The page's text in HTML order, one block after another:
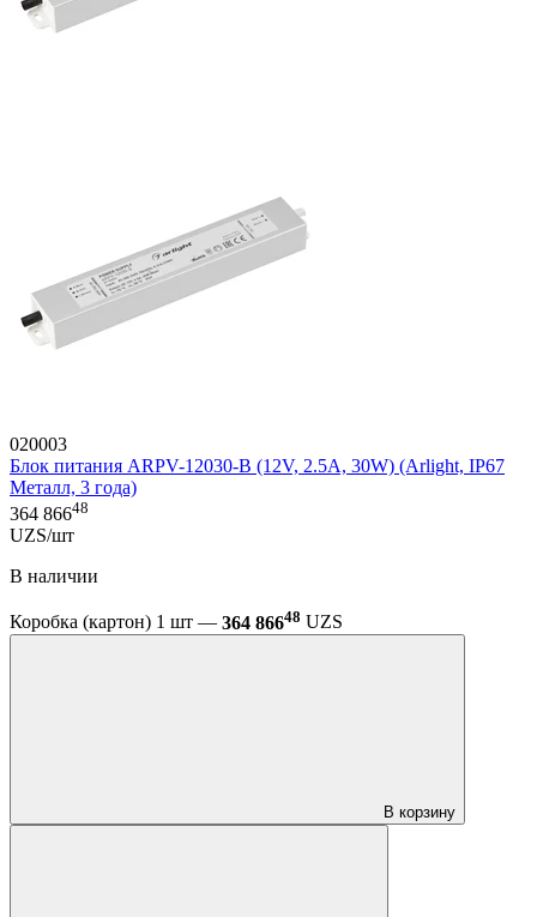
020003
Блок питания ARPV-12030-B (12V, 2.5A, 30W) (Arlight, IP67
Металл, 3 года)
364 86648
UZS/шт
В наличии
Коробка (картон) 1 шт — 364 86648 UZS
В корзину